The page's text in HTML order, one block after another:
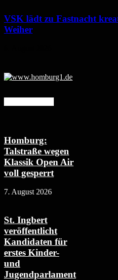
VSK lädt zu Fastnacht
Weiher
Homburg:
Talstraße wegen
Klassik Open Air
voll gesperrt
7. August 2026
St. Ingbert
veröffentlicht
Kandidaten für
erstes Kinder-
und
Jugendparlament